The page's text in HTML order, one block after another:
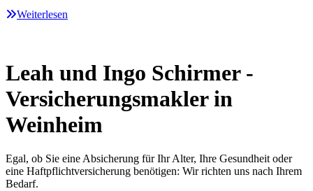
Weiterlesen
Leah und Ingo Schirmer -
Versicherungsmakler in
Weinheim
Egal, ob Sie eine Absicherung für Ihr Alter, Ihre Gesundheit oder
eine Haftpflichtversicherung benötigen: Wir richten uns nach Ihrem
Bedarf.